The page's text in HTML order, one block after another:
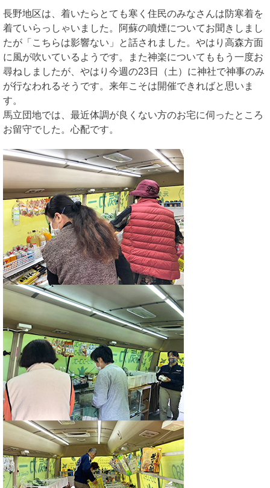
長野地区は、着いたらとても寒く住民のみなさんは防寒着を
着ていらっしゃいました。阿蘇の噴煙についてお聞きしまし
たが「こちらは影響ない」と話されました。やはり高森方面
に風が吹いているようです。また神楽についてももう一度お
尋ねしましたが、やはり今週の23日（土）に神社で神事のみ
が行なわれるそうです。来年こそは開催できればと思いま
す。
馬立団地では、最近体調が良くない方のお宅に伺ったところ
お留守でした。心配です。